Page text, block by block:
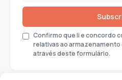
Confirmo que li e concordo
relativas ao
através deste formulário.